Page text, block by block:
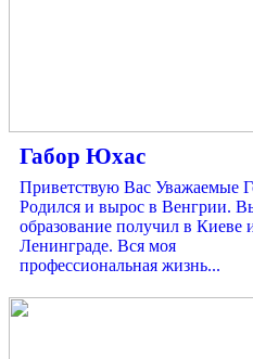
Габор Юхас
Приветствую Вас Уважаемые
Родился и вырос в Венгрии.
образование получил в Киеве
Ленинграде. Вся моя
профессиональная жизнь...